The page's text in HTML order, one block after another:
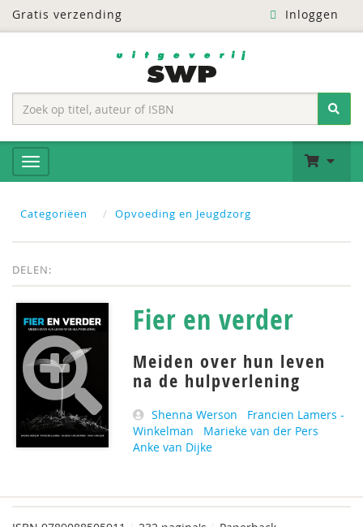
Gratis verzending Inloggen
Categoriëen Opvoeding en Jeugdzorg
DELEN:
Fier en verder
Meiden over hun leven
na de hulpverlening
Shenna Werson
Francien Lamers -
Winkelman
Marieke van der Pers
Anke van Dijke